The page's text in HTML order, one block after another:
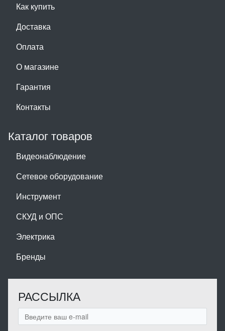
Как купить
Доставка
Оплата
О магазине
Гарантия
Контакты
Каталог товаров
Видеонаблюдение
Сетевое оборудование
Инструмент
СКУД и ОПС
Электрика
Бренды
РАССЫЛКА